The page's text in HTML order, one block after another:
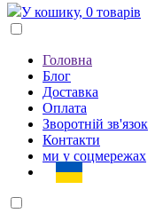
У кошику, 0 товарів
Головна
Блог
Доставка
Оплата
Зворотній зв'язок
Контакти
ми у соцмережах